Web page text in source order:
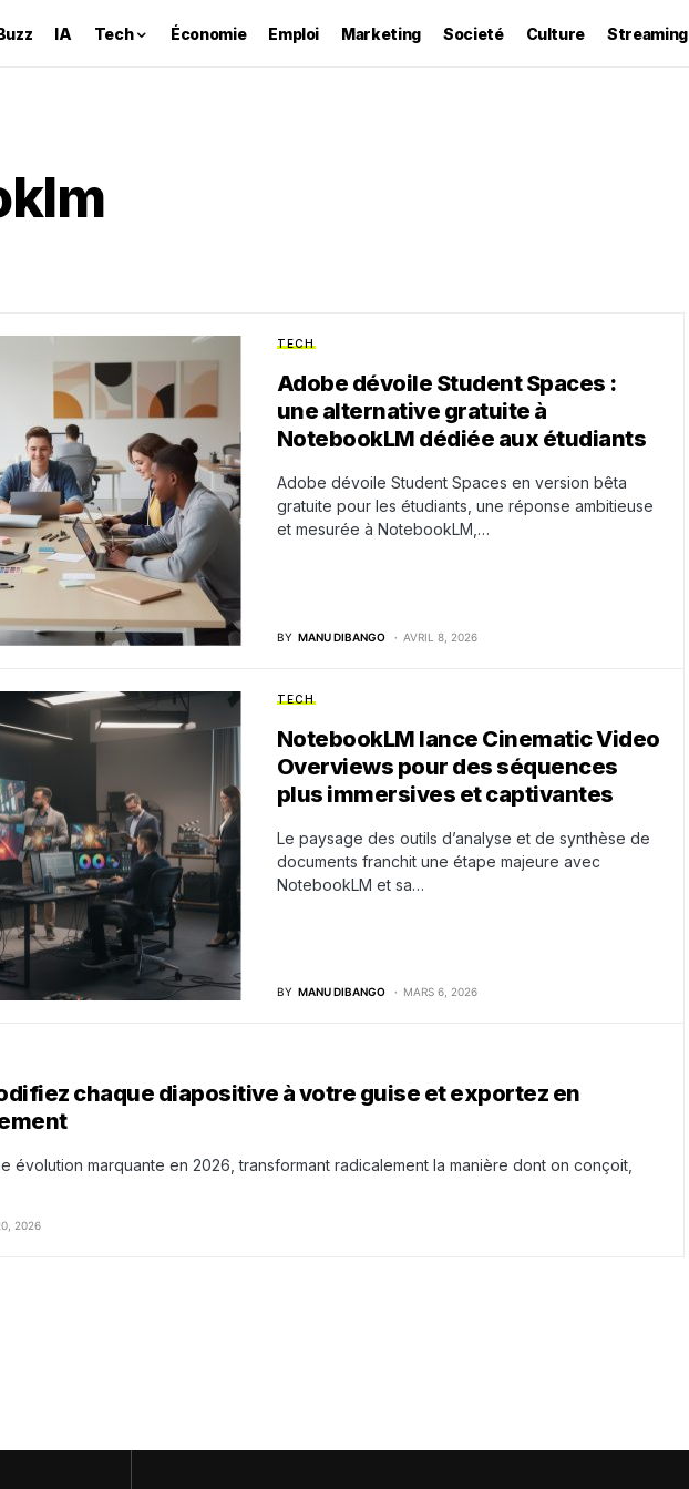
IA Tech Économie Emploi Marketing Societé Culture Streaming
TECH
Adobe dévoile Student Spaces :
une alternative gratuite à
NotebookLM dédiée aux étudiants
Adobe dévoile Student Spaces en version bêta
gratuite pour les étudiants, une réponse ambitieuse
et mesurée à NotebookLM,…
BY MANU DIBANGO AVRIL 8, 2026
TECH
NotebookLM lance Cinematic Video
Overviews pour des séquences
plus immersives et captivantes
Le paysage des outils d’analyse et de synthèse de
documents franchit une étape majeure avec
NotebookLM et sa…
BY MANU DIBANGO MARS 6, 2026
chaque diapositive à votre guise et exportez en
évolution marquante en 2026, transformant radicalement la manière dont on conçoit,
2026